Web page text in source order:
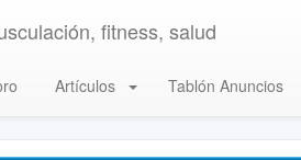
fitness, salud
Artículos Tablón Anuncios